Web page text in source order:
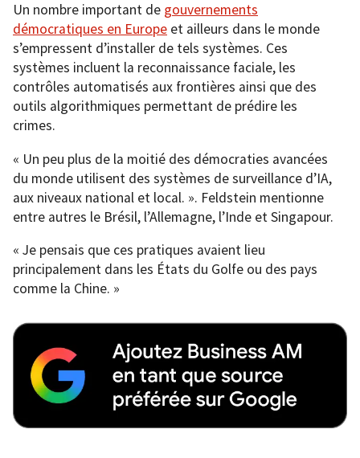
Un nombre important de gouvernements
démocratiques en Europe et ailleurs dans le monde
s’empressent d’installer de tels systèmes. Ces
systèmes incluent la reconnaissance faciale, les
contrôles automatisés aux frontières ainsi que des
outils algorithmiques permettant de prédire les
crimes.
« Un peu plus de la moitié des démocraties avancées
du monde utilisent des systèmes de surveillance d’IA,
aux niveaux national et local. ». Feldstein mentionne
entre autres le Brésil, l’Allemagne, l’Inde et Singapour.
« Je pensais que ces pratiques avaient lieu
principalement dans les États du Golfe ou des pays
comme la Chine. »